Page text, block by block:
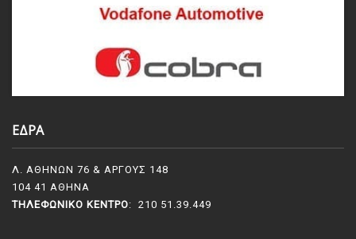
ΕΔΡΑ
Λ. ΑΘΗΝΩΝ 76 & ΑΡΓΟΥΣ 148
104 41 ΑΘΗΝΑ
ΤΗΛΕΦΩΝΙΚΌ ΚΈΝΤΡΟ: 210 51.39.449